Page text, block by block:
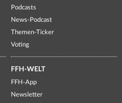
Podcasts
News-Podcast
Themen-Ticker
Voting
FFH-WELT
FFH-App
Newsletter